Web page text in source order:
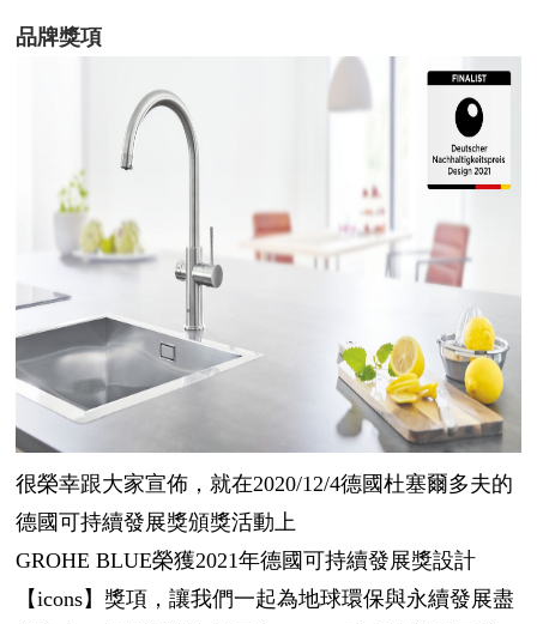
品牌獎項
很榮幸跟大家宣佈，就在2020/12/4德國杜塞爾多夫的
德國可持續發展獎頒獎活動上
GROHE BLUE榮獲2021年德國可持續發展獎設計
【icons】獎項，讓我們一起為地球環保與永續發展盡